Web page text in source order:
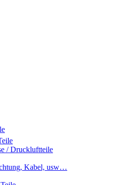
/ Druckluftteile
Kabel, usw…